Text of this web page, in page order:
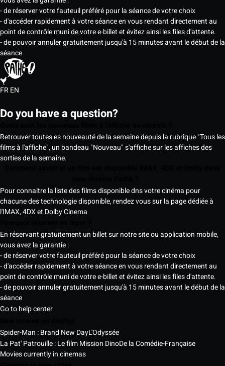
- de réserver votre fauteuil préféré pour la séance de votre choix
- d'accéder rapidement à votre séance en vous rendant directement au
point de contrôle muni de votre e-billet et évitez ainsi les files d'attente.
- de pouvoir annuler gratuitement jusqu'à 15 minutes avant le début de la
séance
FREN
Do you have a question?
Retrouver toutes es nouveauté de la semaine depuis la rubrique "Tous les
films à l'affiche", un bandeau "Nouveau" s'affiche sur les affiches des
sorties de la semaine.
Pour connaitre la liste des films disponible dns votre cinéma pour
chacune des technologie disponible, rendez vous sur la page dédiée à
l'IMAX, 4DX et Dolby Cinema
En réservant gratuitement un billet sur notre site ou application mobile,
vous avez la garantie :
- de réserver votre fauteuil préféré pour la séance de votre choix
- d'accéder rapidement à votre séance en vous rendant directement au
point de contrôle muni de votre e-billet et évitez ainsi les files d'attente.
- de pouvoir annuler gratuitement jusqu'à 15 minutes avant le début de la
séance
Go to help center
Spider-Man : Brand New DayL'Odyssée
La Pat' Patrouille : Le film Mission DinoDe la Comédie-Française
Movies currently in cinemas